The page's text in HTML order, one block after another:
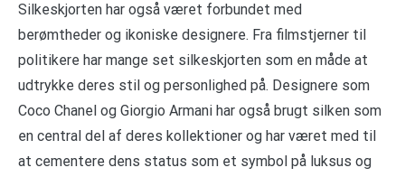
Silkeskjorten har også været forbundet med
berømtheder og ikoniske designere. Fra filmstjerner til
politikere har mange set silkeskjorten som en måde at
udtrykke deres stil og personlighed på. Designere som
Coco Chanel og Giorgio Armani har også brugt silken som
en central del af deres kollektioner og har været med til
at cementere dens status som et symbol på luksus og